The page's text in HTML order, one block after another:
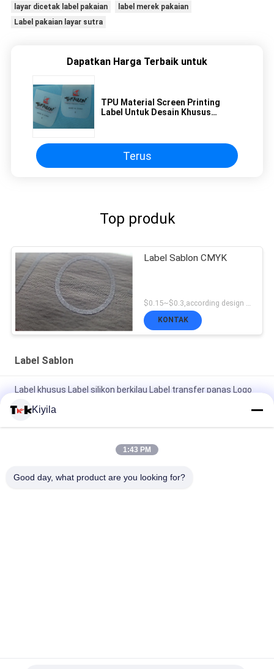
layar dicetak label pakaian
label merek pakaian
Label pakaian layar sutra
Dapatkan Harga Terbaik untuk
TPU Material Screen Printing
Label Untuk Desain Khusus
Terus
Top produk
Label Sablon CMYK
$0.15~$0.3,according design MOQ:500pce per
KONTAK
Label Sablon
Label khusus Label silikon berkilau Label transfer panas Logo
Logo Merek Disesuaikan Label Penjualan Label Pakaian Label
Pencetakan Layar Logo Label Woven
Logo Karet untuk Label Pakaian
Kiyila
1:43 PM
Good day, what product are you looking for?